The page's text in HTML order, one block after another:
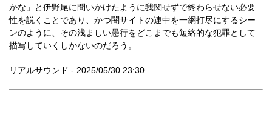
かな」と伊野尾に問いかけたように我関せずで終わらせない必要
性を説くことであり、かつ闇サイトの連中を一網打尽にするシー
ンのように、その浅ましい愚行をどこまでも短絡的な犯罪として
描写していくしかないのだろう。
リアルサウンド - 2025/05/30 23:30